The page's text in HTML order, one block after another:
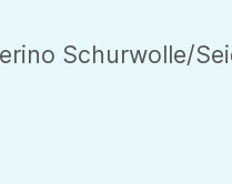
Schurwolle/